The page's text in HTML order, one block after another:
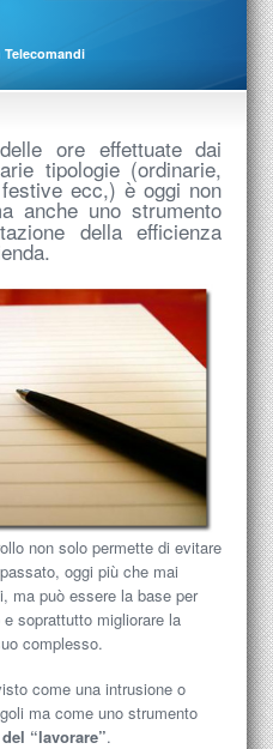
Telecomandi
ore effettuate dai
tipologie (ordinarie,
ecc,) è oggi non
anche uno strumento
della efficienza
non solo permette di evitare
oggi più che mai
ma può essere la base per
soprattutto migliorare la
complesso.
come una intrusione o
ma come uno strumento
“lavorare”.